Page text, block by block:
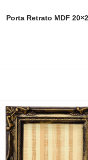
Porta Retrato MDF